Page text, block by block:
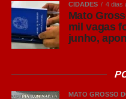
CIDADES 4 dias
Mato
mil vagas
junho,
MATO GROSSO